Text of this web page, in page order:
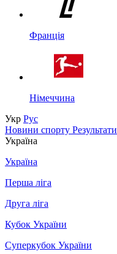
Франція
Німеччина
Укр Рус
Новини спорту Результати
Україна
Україна
Перша ліга
Друга ліга
Кубок України
Суперкубок України